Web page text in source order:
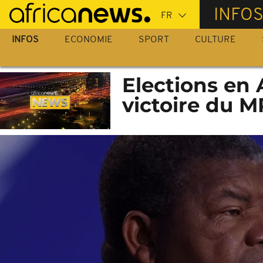
Passer
au
contenu
INFOS
INFOS ECONOMIE SPORT CULTURE
Elections en
victoire du